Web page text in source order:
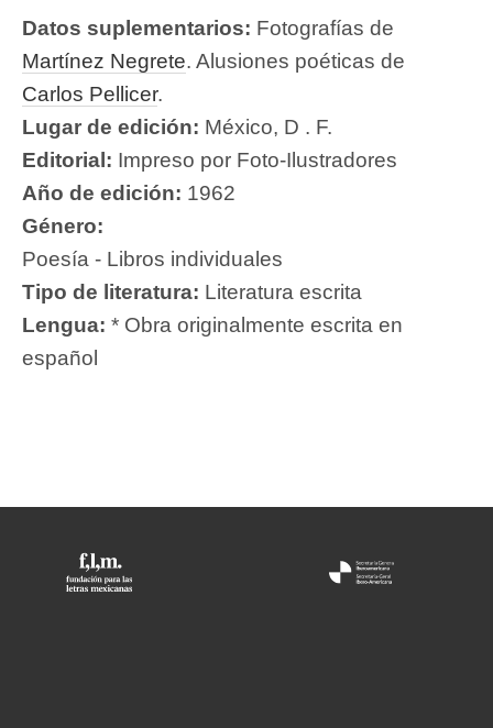
Datos suplementarios: Fotografías de
Martínez Negrete. Alusiones poéticas de
Carlos Pellicer.
Lugar de edición: México, D . F.
Editorial: Impreso por Foto-Ilustradores
Año de edición: 1962
Género:
Poesía - Libros individuales
Tipo de literatura: Literatura escrita
Lengua: * Obra originalmente escrita en
español